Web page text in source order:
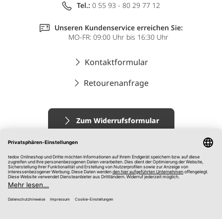
Tel.: 0 55 93 - 80 29 77 12
Unseren Kundenservice erreichen Sie:
MO-FR: 09:00 Uhr bis 16:30 Uhr
Kontaktformular
Retourenanfrage
Zum Widerrufsformular
Impressum
AGB
Datenschutz